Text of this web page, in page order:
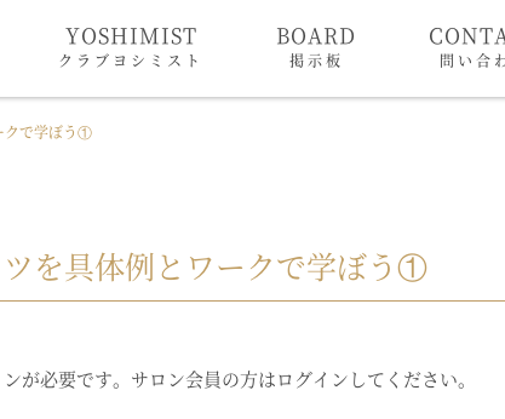
YOSHIMIST
クラブヨシミスト
BOARD
掲示板 問い合
クで学ぼう①
を具体例とワークで学ぼう①
が必要です。サロン会員の方はログインしてください。